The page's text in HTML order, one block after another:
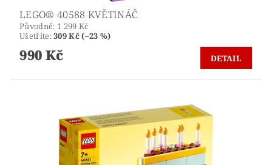
LEGO® 40588 KVĚTINÁČ
Původně: 1 299 Kč
Ušetříte:309 Kč (–23 %)
990 Kč DETAIL